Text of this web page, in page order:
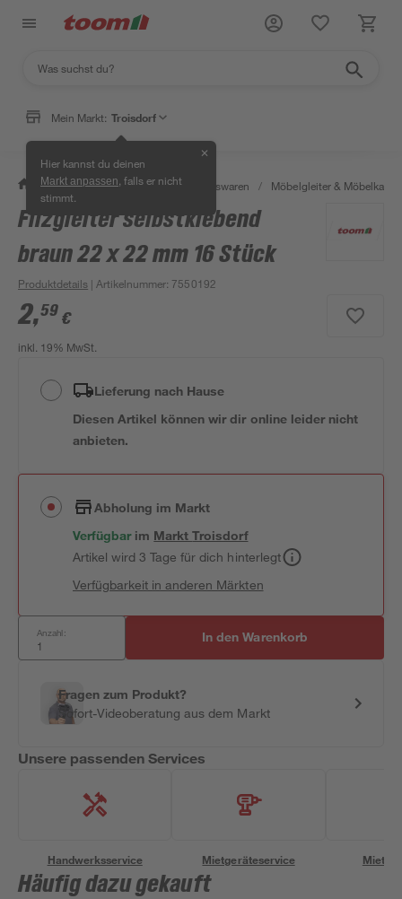
Mein Markt: Troisdorf
Hier kannst du deinen
Markt anpassen , falls er nicht
stimmt.
✕
/ Wohnen & Haushalt / Haushaltswaren / Möbelgleiter &
Filzgleiter selbstklebend
braun 22 x 22 mm 16 Stück
Produktdetails | Artikelnummer: 7550192
2,59 €
inkl. 19% MwSt.
Lieferung nach Hause
Diesen Artikel können wir dir online leider nicht
anbieten.
Abholung im Markt
Verfügbar im MarktTroisdorf
Artikel wird 3 Tage für dich hinterlegt
Verfügbarkeit in anderen Märkten
Anzahl: In den Warenkorb
Fragen zum Produkt?
Sofort-Videoberatung aus dem Markt
Unsere passenden Services
Handwerksservice Mietgeräteservice
Häufig dazu gekauft